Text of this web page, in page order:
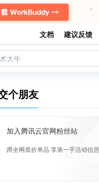
文档 建议反馈
大牛
个朋友
加入腾讯云官网粉丝站
蹲全网底价单品 享第一手活动信息